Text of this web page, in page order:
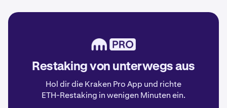
Restaking von unterwegs aus
Hol dir die Kraken Pro App und richte
ETH-Restaking in wenigen Minuten ein.